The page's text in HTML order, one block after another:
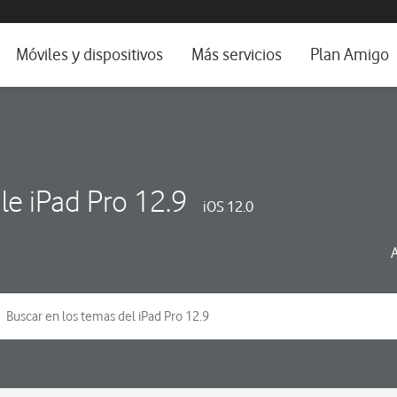
e idioma
Móviles y dispositivos Más servicios Plan Amigo
iPad Pro 12.9 iOS 12.0